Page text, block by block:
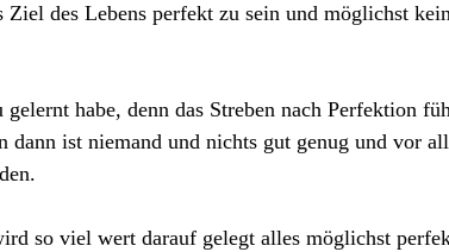
Ziel des Lebens perfekt zu sein und möglichst
habe, denn das Streben nach Perfektion
ist niemand und nichts gut genug und vor
so viel wert darauf gelegt alles möglichst